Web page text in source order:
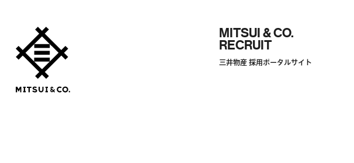
MITSUI & CO.
RECRUIT
三井物産 採用ポータルサイト